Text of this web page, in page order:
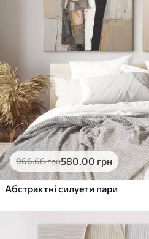
966.66грн580.00 грн
Абстрактні силуети пари